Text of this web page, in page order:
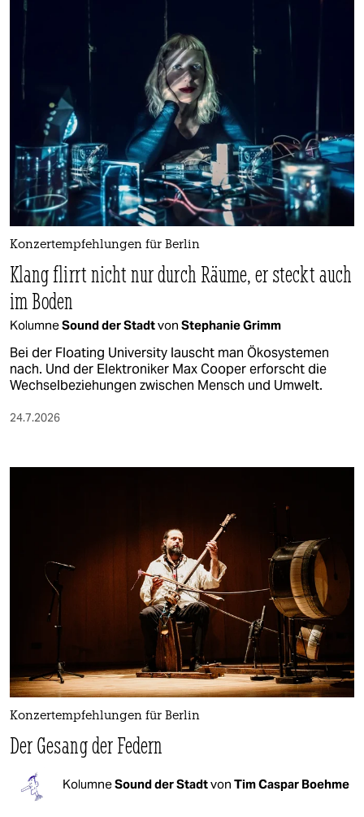
Konzertempfehlungen für Berlin
Klang flirrt nicht nur durch Räume, er steckt auch
im Boden
KolumneSound der Stadtvon Stephanie Grimm
Bei der Floating University lauscht man Ökosystemen
nach. Und der Elektroniker Max Cooper erforscht die
Wechselbeziehungen zwischen Mensch und Umwelt.
24.7.2026
Konzertempfehlungen für Berlin
Der Gesang der Federn
KolumneSound der Stadtvon Tim Caspar Boehme